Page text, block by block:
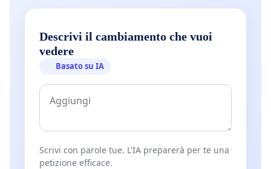
Descrivi il cambiamento che vuoi
vedere
Basato su IA
Scrivi con parole tue. L'IA preparerà per te una
petizione efficace.